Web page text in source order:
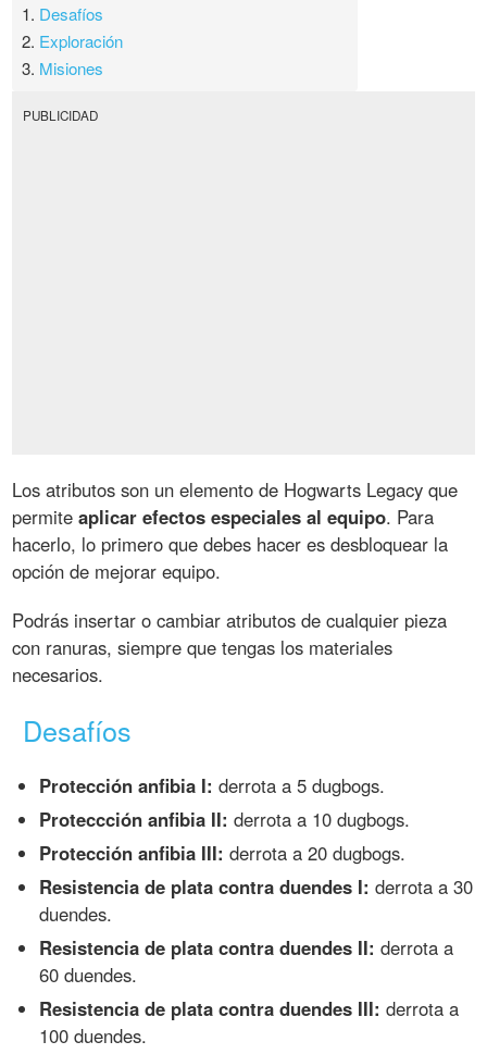
1. Desafíos
2. Exploración
3. Misiones
PUBLICIDAD
Los atributos son un elemento de Hogwarts Legacy que
permiteaplicar efectos especiales al equipo. Para
hacerlo, lo primero que debes hacer es desbloquear la
opción de mejorar equipo.
Podrás insertar o cambiar atributos de cualquier pieza
con ranuras, siempre que tengas los materiales
necesarios.
Desafíos
Protección anfibia I: derrota a 5 dugbogs.
Proteccción anfibia II: derrota a 10 dugbogs.
Protección anfibia III: derrota a 20 dugbogs.
Resistencia de plata contra duendes I: derrota a 30
duendes.
Resistencia de plata contra duendes II: derrota a
60 duendes.
Resistencia de plata contra duendes III: derrota a
100 duendes.